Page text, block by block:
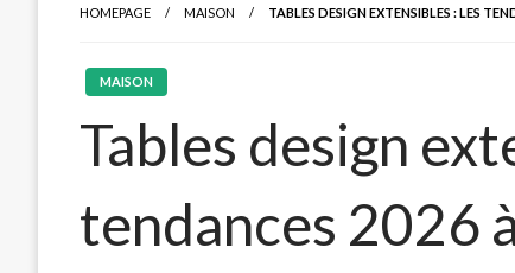
HOMEPAGE MAISON TABLES DESIGN EXTENSIBLES : LES
MAISON
Tables design
tendances 2026